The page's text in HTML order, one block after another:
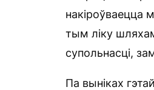
накіроўваецца
тым ліку
супольнасці,
Па выніках